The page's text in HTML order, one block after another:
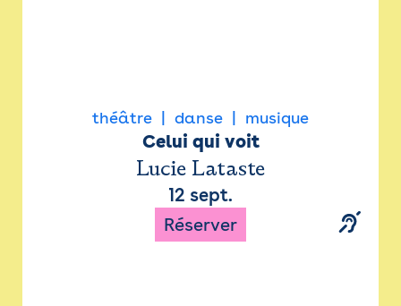
théâtre danse musique
Celui qui voit
Lucie Lataste
12 sept.
Réserver